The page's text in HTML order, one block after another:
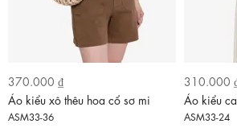
370.000 ₫
Áo kiểu xô thêu hoa cổ sơ mi
ASM33-36
310.000
Áo kiểu
ASM33-24